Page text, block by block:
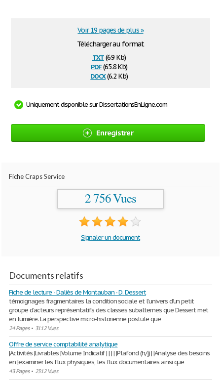
Télécharger au format
txt(6.9 Kb)
pdf(65.8 Kb)
docx(6.2 Kb)
Voir 19 pages de plus »
Uniquement disponible sur DissertationsEnLigne.com
Enregistrer
Fiche Craps Service
2 756 Vues
Signaler un document
Documents relatifs
Fiche de lecture - Daliès de Montauban - D. Dessert
témoignages fragmentaires la condition sociale et l’univers d’un petit
groupe d’acteurs représentatifs des classes subalternes que Dessert met
en lumière. La perspective micro-historienne postule que
24 Pages• 3112 Vues
Offre de service comptabilité analytique
|Activités |Livrables |Volume Indicatif | | | | |Plafond (h/j) | |Analyse des besoins
en |examiner les flux physiques, les flux documentaires ainsi que
43 Pages• 2312 Vues